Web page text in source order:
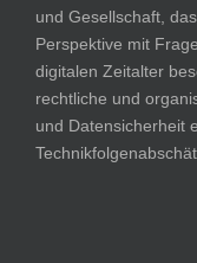
und Gesellschaft,
Perspektive mit
digitalen Zeitalter
rechtliche und
und Datensicherheit